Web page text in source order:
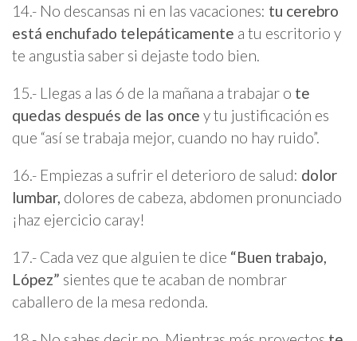
14.- No descansas ni en las vacaciones: tu cerebro
está enchufado telepáticamente a tu escritorio y
te angustia saber si dejaste todo bien.
15.- Llegas a las 6 de la mañana a trabajar o te
quedas después de las once y tu justificación es
que “así se trabaja mejor, cuando no hay ruido”.
16.- Empiezas a sufrir el deterioro de salud: dolor
lumbar, dolores de cabeza, abdomen pronunciado
¡haz ejercicio caray!
17.- Cada vez que alguien te dice “Buen trabajo,
López” sientes que te acaban de nombrar
caballero de la mesa redonda.